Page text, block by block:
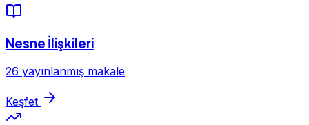
Nesne İlişkileri
26 yayınlanmış makale
Keşfet